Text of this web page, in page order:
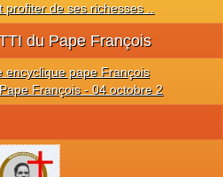
de ses richesses ..
du Pape François
encyclique pape François
François - 04 octobre 2